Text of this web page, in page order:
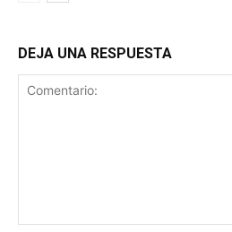
DEJA UNA RESPUESTA